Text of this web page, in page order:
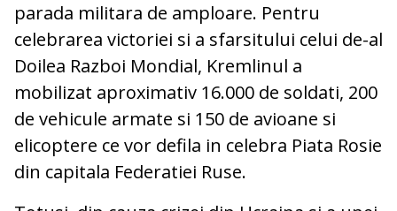
parada militara de amploare. Pentru
celebrarea victoriei si a sfarsitului celui de-al
Doilea Razboi Mondial, Kremlinul a
mobilizat aproximativ 16.000 de soldati, 200
de vehicule armate si 150 de avioane si
elicoptere ce vor defila in celebra Piata Rosie
din capitala Federatiei Ruse.